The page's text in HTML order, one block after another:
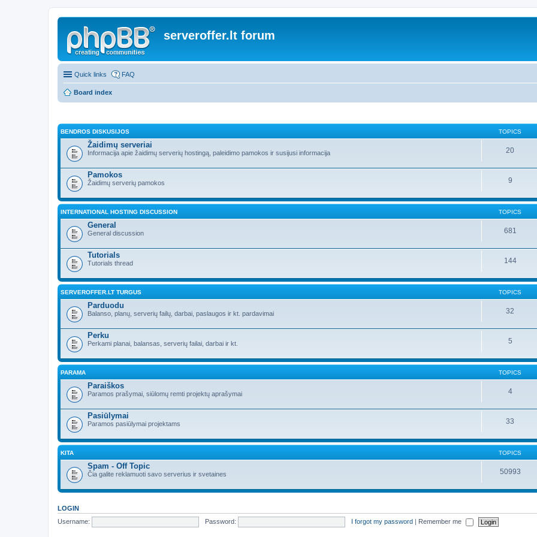
serveroffer.lt forum
Quick links FAQ
Board index
BENDROS DISKUSIJOS TOPICS
Žaidimų serveriai
Informacija apie žaidimų serverių hostingą, paleidimo pamokos ir susijusi informacija 20
Pamokos
Žaidimų serverių pamokos 9
INTERNATIONAL HOSTING DISCUSSION TOPICS
General
General discussion 681
Tutorials
Tutorials thread 144
SERVEROFFER.LT TURGUS TOPICS
Parduodu
Balanso, planų, serverių failų, darbai, paslaugos ir kt. pardavimai 32
Perku
Perkami planai, balansas, serverių failai, darbai ir kt. 5
PARAMA TOPICS
Paraiškos
Paramos prašymai, siūlomų remti projektų aprašymai 4
Pasiūlymai
Paramos pasiūlymai projektams 33
KITA TOPICS
Spam - Off Topic
Čia galite reklamuoti savo serverius ir svetaines 50993
LOGIN
Username:
Password: I forgot my password | Remember me